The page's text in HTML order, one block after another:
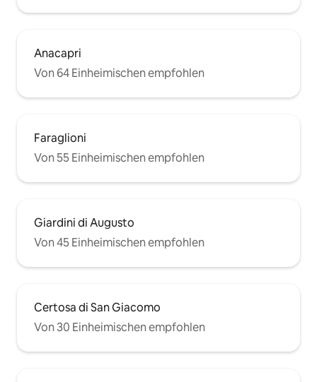
Anacapri
Von 64 Einheimischen empfohlen
Faraglioni
Von 55 Einheimischen empfohlen
Giardini di Augusto
Von 45 Einheimischen empfohlen
Certosa di San Giacomo
Von 30 Einheimischen empfohlen